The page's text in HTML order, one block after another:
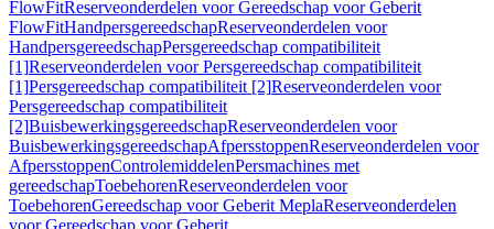
FlowFitReserveonderdelen voor Gereedschap voor Geberit
FlowFitHandpersgereedschapReserveonderdelen voor
HandpersgereedschapPersgereedschap compatibiliteit
[1]Reserveonderdelen voor Persgereedschap compatibiliteit
[1]Persgereedschap compatibiliteit [2]Reserveonderdelen voor
Persgereedschap compatibiliteit
[2]BuisbewerkingsgereedschapReserveonderdelen voor
BuisbewerkingsgereedschapAfpersstoppenReserveonderdelen voor
AfpersstoppenControlemiddelenPersmachines met
gereedschapToebehorenReserveonderdelen voor
ToebehorenGereedschap voor Geberit MeplaReserveonderdelen
voor Gereedschap voor Geberit